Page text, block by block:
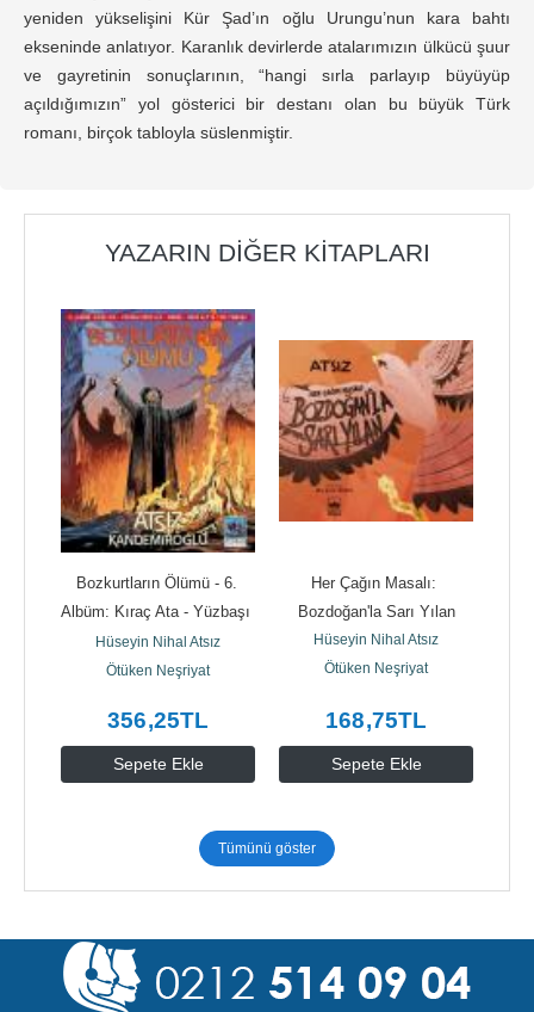
yeniden yükselişini Kür Şad’ın oğlu Urungu’nun kara bahtı
ekseninde anlatıyor. Karanlık devirlerde atalarımızın ülkücü şuur
ve gayretinin sonuçlarının, “hangi sırla parlayıp büyüyüp
açıldığımızın” yol gösterici bir destanı olan bu büyük Türk
romanı, birçok tabloyla süslenmiştir.
YAZARIN DIĞER KITAPLARI
Sepete Ekle
Bozkurtların Ölümü - 6.
Albüm: Kıraç Ata - Yüzbaşı
Böcü Alp - Dönüş -...
Hüseyin Nihal Atsız
Ötüken Neşriyat
356,25TL
Sepete Ekle
Her Çağın Masalı:
Bozdoğan'la Sarı Yılan
Hüseyin Nihal Atsız
Ötüken Neşriyat
168,75TL
Tümünü göster